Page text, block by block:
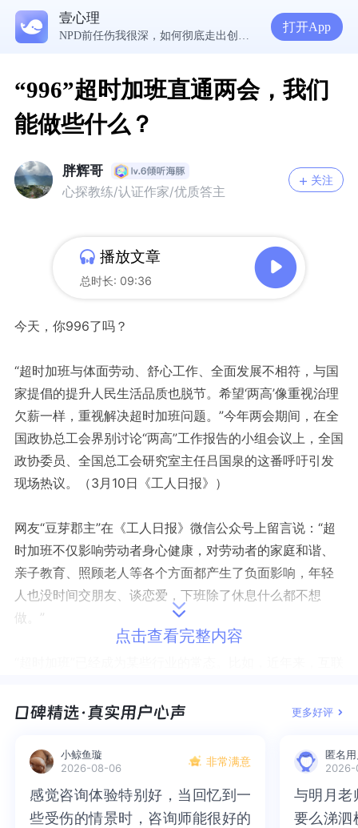
壹心理
打开App
“996”超时加班直通两会，我们
能做些什么？
胖辉哥
心探教练/认证作家/优质答主
关注
播放文章
总时长: 09:36
今天，你996了吗？
“超时加班与体面劳动、舒心工作、全面发展不相符，与国
家提倡的提升人民生活品质也脱节。希望‘两高’像重视治理
欠薪一样，重视解决超时加班问题。”今年两会期间，在全
国政协总工会界别讨论“两高”工作报告的小组会议上，全国
政协委员、全国总工会研究室主任吕国泉的这番呼吁引发
现场热议。（3月10日《工人日报》）
网友“豆芽郡主”在《工人日报》微信公众号上留言说： “超
时加班不仅影响劳动者身心健康，对劳动者的家庭和谐、
亲子教育、照顾老人等各个方面都产生了负面影响，年轻
人也没时间交朋友、谈恋爱，下班除了休息什么都不想
做。”
体相关调查，有76.15%的互联网从业受访者表示他们每周
时加班都是“隐形”的。比如，自从有了智能手机，有了工作
微信群，很多人的上下班时间界限就模糊了。
不仅如此，2020年12月底，拼XX的一名23岁女员工在凌
点击查看完整内容
更多好评
小鲸鱼璇
2026-08-06
非常满意
感觉咨询体验特别好，当回忆到一
些受伤的情景时，咨询师能很好的
感觉咨询体验特别好，当回忆到一
些受伤的情景时，咨询师能很好的
匿名
2026-
与明月老
要么涕泗
与明月老
要么涕泗